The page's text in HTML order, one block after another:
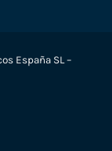
España SL –